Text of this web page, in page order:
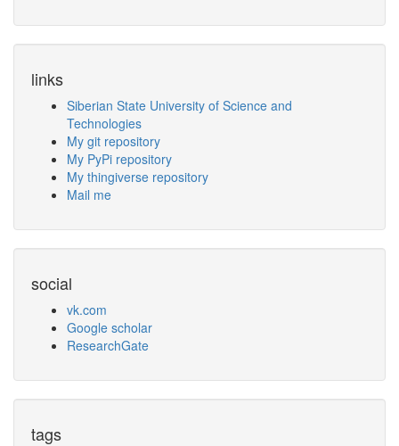
links
Siberian State University of Science and
Technologies
My git repository
My PyPi repository
My thingiverse repository
Mail me
social
vk.com
Google scholar
ResearchGate
tags